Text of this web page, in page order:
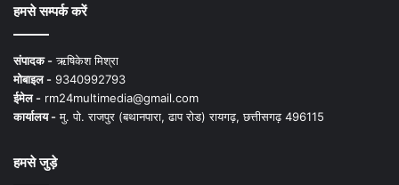
हमसे सम्पर्क करें
संपादक -ऋषिकेश मिश्रा
मोबाइल - 9340992793
ईमेल - rm24multimedia@gmail.com
कार्यालय -मु. पो. राजपुर (बथानपारा, ढाप रोड) रायगढ़, छत्तीसगढ़ 496115
हमसे जुड़े